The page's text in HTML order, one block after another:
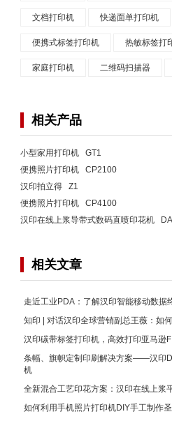
文档打印机 快递面单打印机
便携式标签打印机 热敏标签打
家庭打印机 二维码扫描器
相关产品
小型家用打印机 GT1
便携照片打印机 CP2100
汉印拍立得 Z1
便携照片打印机 CP4100
汉印在线上浆导带式数码直喷印花机
相关文章
走近工业PDA：了解汉印智能移动数据
知印 | 对话汉印全球营销副总王薇：如
汉印碳带标签打印机，高效打印亚马逊
条幅、旗帜定制印刷解决方案——汉印
机
全新混合工艺印花方案：汉印在线上浆
如何利用手机照片打印机DIY手工制作